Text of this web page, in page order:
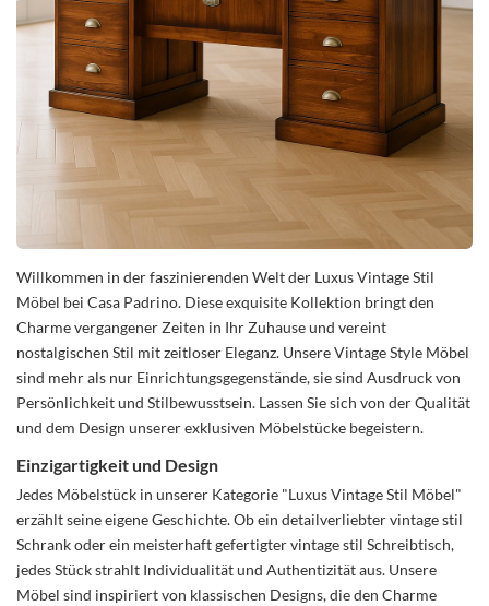
Willkommen in der faszinierenden Welt der Luxus Vintage Stil
Möbel bei Casa Padrino. Diese exquisite Kollektion bringt den
Charme vergangener Zeiten in Ihr Zuhause und vereint
nostalgischen Stil mit zeitloser Eleganz. Unsere Vintage Style Möbel
sind mehr als nur Einrichtungsgegenstände, sie sind Ausdruck von
Persönlichkeit und Stilbewusstsein. Lassen Sie sich von der Qualität
und dem Design unserer exklusiven Möbelstücke begeistern.
Einzigartigkeit und Design
Jedes Möbelstück in unserer Kategorie "Luxus Vintage Stil Möbel"
erzählt seine eigene Geschichte. Ob ein detailverliebter vintage stil
Schrank oder ein meisterhaft gefertigter vintage stil Schreibtisch,
jedes Stück strahlt Individualität und Authentizität aus. Unsere
Möbel sind inspiriert von klassischen Designs, die den Charme